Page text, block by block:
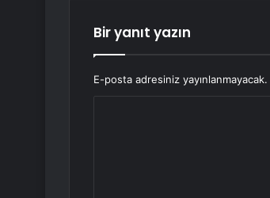
Bir yanıt yazın
E-posta adresiniz yayınlanmayacak.